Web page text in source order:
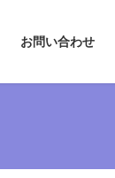
お問い合わせ